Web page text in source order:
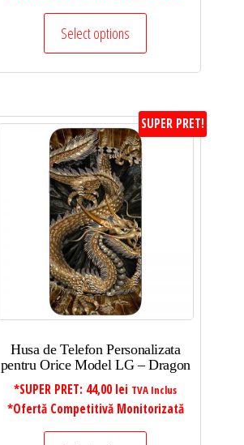
Select options
SUPER PRET!
Husa de Telefon Personalizata
pentru Orice Model LG – Dragon
*SUPER PRET: 44,00 lei TVA Inclus
*Ofertă Competitivă Monitorizată